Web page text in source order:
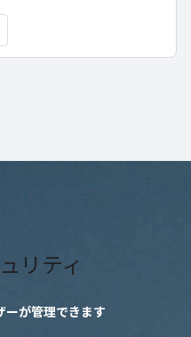
リティ
ーが管理できます